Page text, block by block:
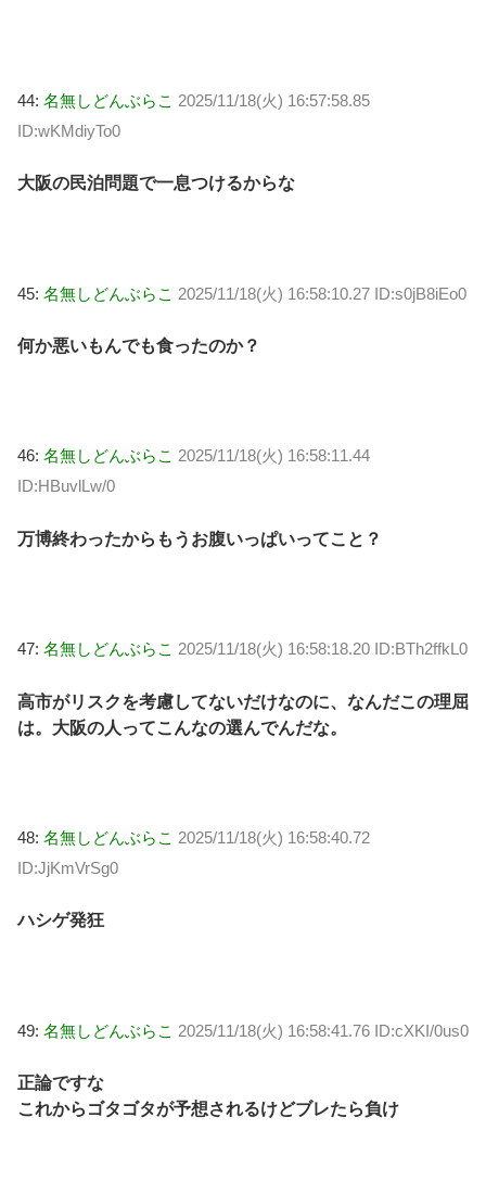
44: 名無しどんぶらこ 2025/11/18(火) 16:57:58.85
ID:wKMdiyTo0
大阪の民泊問題で一息つけるからな
45: 名無しどんぶらこ 2025/11/18(火) 16:58:10.27 ID:s0jB8iEo0
何か悪いもんでも食ったのか？
46: 名無しどんぶらこ 2025/11/18(火) 16:58:11.44
ID:HBuvlLw/0
万博終わったからもうお腹いっぱいってこと？
47: 名無しどんぶらこ 2025/11/18(火) 16:58:18.20 ID:BTh2ffkL0
高市がリスクを考慮してないだけなのに、なんだこの理屈
は。大阪の人ってこんなの選んでんだな。
48: 名無しどんぶらこ 2025/11/18(火) 16:58:40.72
ID:JjKmVrSg0
ハシゲ発狂
49: 名無しどんぶらこ 2025/11/18(火) 16:58:41.76 ID:cXKI/0us0
正論ですな
これからゴタゴタが予想されるけどブレたら負け